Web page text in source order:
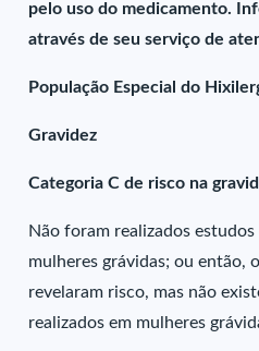
pelo uso do medicamento.
através de seu serviço de
População Especial do
Gravidez
Categoria C de risco na
Não foram realizados estudos
mulheres grávidas; ou então,
revelaram risco, mas não
realizados em mulheres